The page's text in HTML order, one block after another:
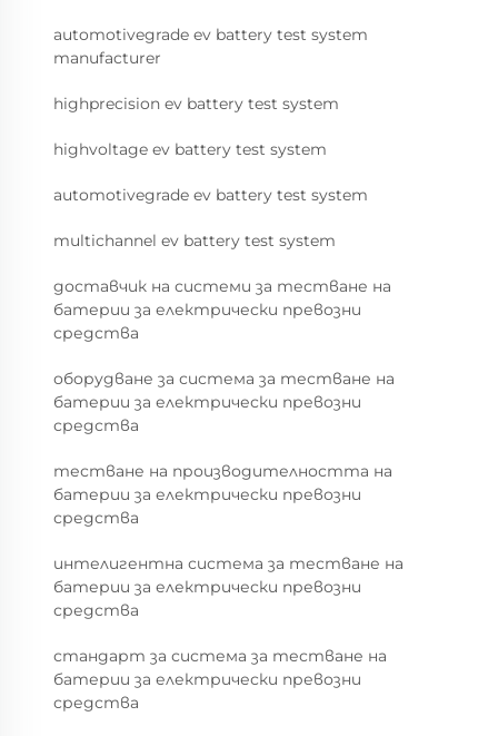
automotivegrade ev battery test system
manufacturer
highprecision ev battery test system
highvoltage ev battery test system
automotivegrade ev battery test system
multichannel ev battery test system
доставчик на системи за тестване на
батерии за електрически превозни
средства
оборудване за система за тестване на
батерии за електрически превозни
средства
тестване на производителността на
батерии за електрически превозни
средства
интелигентна система за тестване на
батерии за електрически превозни
средства
стандарт за система за тестване на
батерии за електрически превозни
средства